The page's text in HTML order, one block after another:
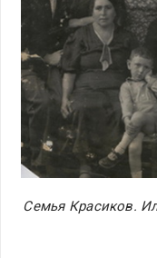
Семья Красиков.